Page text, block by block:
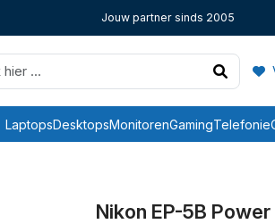
Jouw partner sinds 2005
LaptopsDesktopsMonitorenGamingTelefonie
Nikon EP-5B